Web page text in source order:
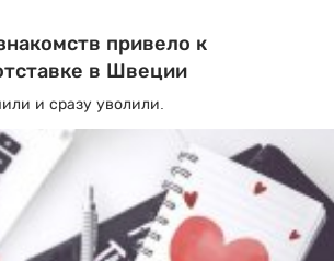
привело к
в Швеции
и сразу уволили.